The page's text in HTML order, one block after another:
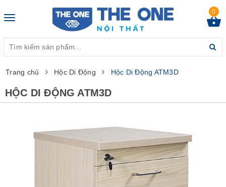
Toggle
0
Trang chủ Hộc Di Động Hộc Di Động ATM3D
HỘC DI ĐỘNG ATM3D